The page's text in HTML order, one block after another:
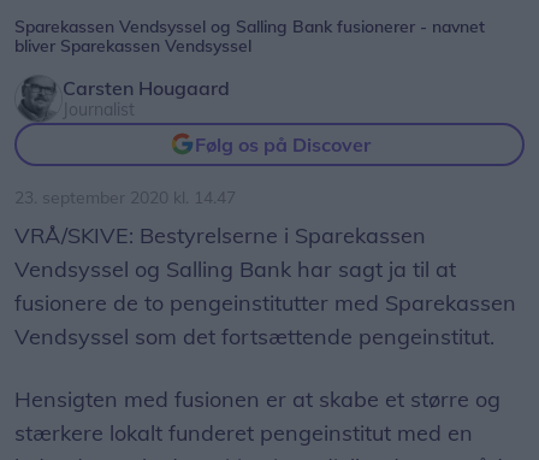
Sparekassen Vendsyssel og Salling Bank fusionerer - navnet
bliver Sparekassen Vendsyssel
Carsten Hougaard
Journalist
Følg os på Discover
23. september 2020 kl. 14.47
VRÅ/SKIVE: Bestyrelserne i Sparekassen
Vendsyssel og Salling Bank har sagt ja til at
fusionere de to pengeinstitutter med Sparekassen
Vendsyssel som det fortsættende pengeinstitut.
Hensigten med fusionen er at skabe et større og
stærkere lokalt funderet pengeinstitut med en